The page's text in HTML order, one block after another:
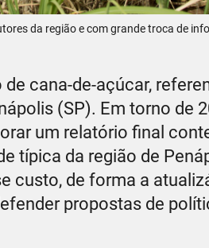
da região e com grande troca de
cana-de-açúcar,
(SP). Em torno de
um relatório final
típica da região de
custo, de forma a
propostas de